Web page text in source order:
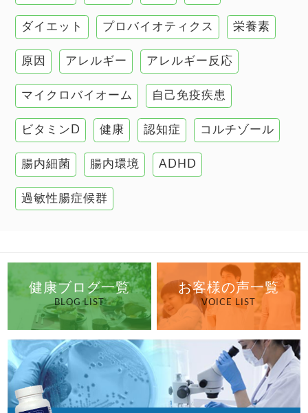
甲状腺
肌
肝臓の健康
腸の健康
自己免疫疾患
高血圧
ダイエット プロバイオティクス 栄養素
原因 アレルギー アレルギー反応
マイクロバイオーム 自己免疫疾患
ビタミンD 健康 認知症 コルチゾール
腸内細菌 腸内環境 ADHD
過敏性腸症候群
健康ブログ一覧
BLOG LIST
お客様の声一覧
VOICE LIST